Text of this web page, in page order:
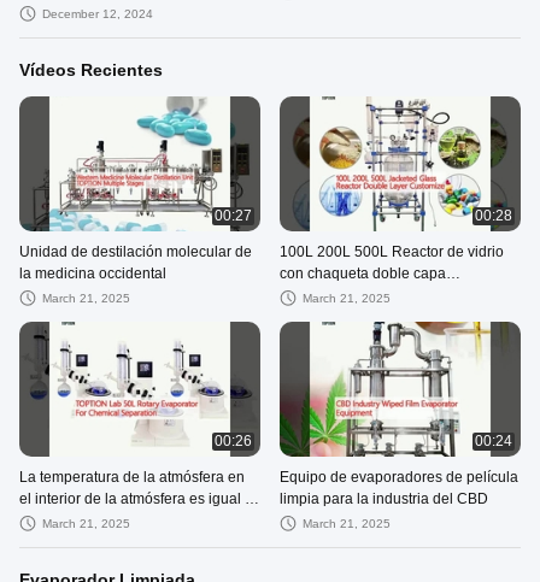
mezclar de manera eficiente
December 12, 2024
Vídeos Recientes
00:27
Unidad de destilación molecular de
la medicina occidental
March 21, 2025
00:28
100L 200L 500L Reactor de vidrio
con chaqueta doble capa
personalizar
March 21, 2025
00:26
La temperatura de la atmósfera en
el interior de la atmósfera es igual a
la temperatura de la atmósfera en el
March 21, 2025
00:24
Equipo de evaporadores de película
limpia para la industria del CBD
March 21, 2025